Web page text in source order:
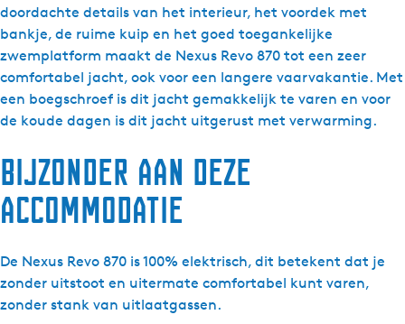
doordachte details van het interieur, het voordek met
bankje, de ruime kuip en het goed toegankelijke
zwemplatform maakt de Nexus Revo 870 tot een zeer
comfortabel jacht, ook voor een langere vaarvakantie. Met
een boegschroef is dit jacht gemakkelijk te varen en voor
de koude dagen is dit jacht uitgerust met verwarming.
Bijzonder aan deze
accommodatie
De Nexus Revo 870 is 100% elektrisch, dit betekent dat je
zonder uitstoot en uitermate comfortabel kunt varen,
zonder stank van uitlaatgassen.
h
t
s
-
N
e
u
s
R
e
o
8
7